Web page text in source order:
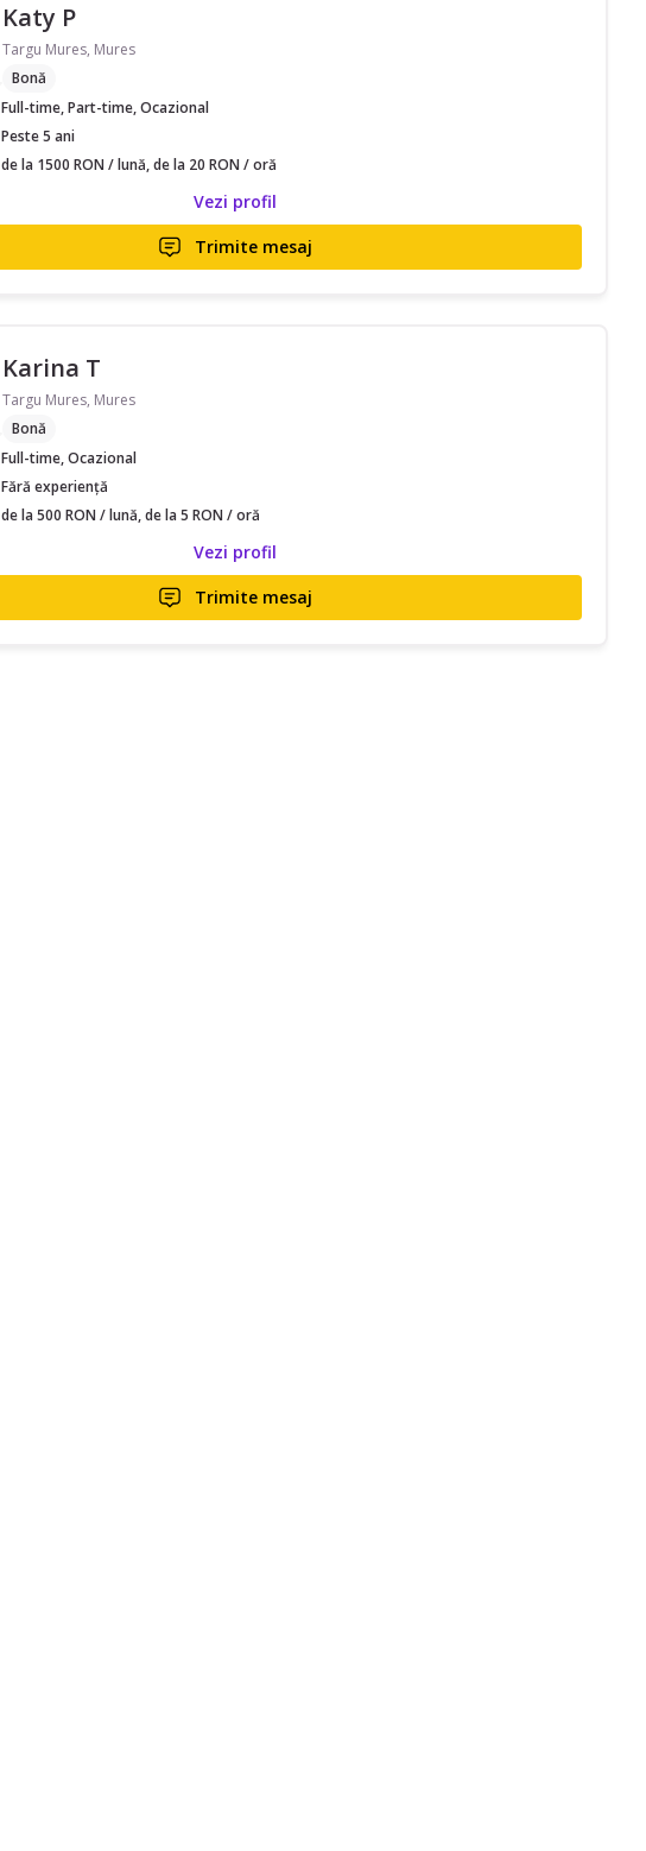
Katy P
Targu Mures, Mures
Bonă
Full-time, Part-time, Ocazional
Peste 5 ani
de la 1500 RON / lună, de la 20 RON / oră
Vezi profil
Trimite mesaj
Karina T
Targu Mures, Mures
Bonă
Full-time, Ocazional
Fără experiență
de la 500 RON / lună, de la 5 RON / oră
Vezi profil
Trimite mesaj